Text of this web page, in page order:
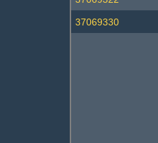
37069330